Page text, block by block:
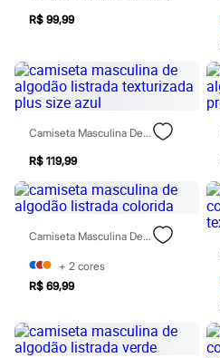
Banderas
Bruna Tavares
Carolina Herrera
Ciclo
Fran by Franciny Ehlke
Jean Paul Gaultier
Lancôme
Mari Maria
Mascavo
Niina Secrets
Océane
Payot
Real Techniques
Vizzela
Vult
Perfumes femininos
Perfumes infantis
R$ 99,99
Camiseta Masculina De Algodão Listrada Texturizada Plus Size Azul
R$ 119,99
Camiseta Masculina De Algodão Listrada Colorida
+ 2 cores
R$ 69,99